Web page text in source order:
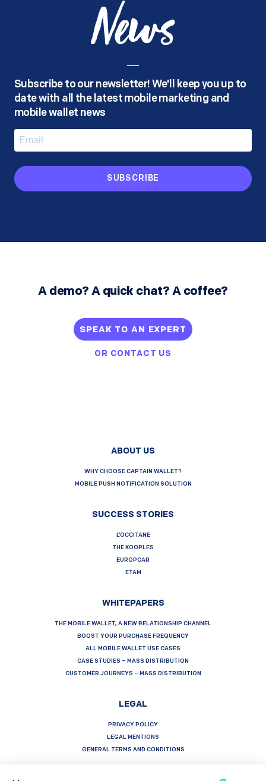
News
Subscribe to our newsletter! We'll keep you up to
date with all the latest mobile marketing and
mobile wallet news
SUBSCRIBE
A demo? A quick chat? A coffee?
SPEAK TO AN EXPERT
OR CONTACT US
ABOUT US
WHY CHOOSE CAPTAIN WALLET?
MOBILE PUSH NOTIFICATION SOLUTION
SUCCESS STORIES
L’OCCITANE
THE KOOPLES
EUROPCAR
ETAM
WHITEPAPERS
THE MOBILE WALLET, A NEW RELATIONSHIP CHANNEL
BOOST YOUR PURCHASE FREQUENCY
ALL MOBILE WALLET USE CASES
CASE STUDIES – MASS DISTRIBUTION
CUSTOMER JOURNEYS – MASS DISTRIBUTION
LEGAL
PRIVACY POLICY
LEGAL MENTIONS
GENERAL TERMS AND CONDITIONS